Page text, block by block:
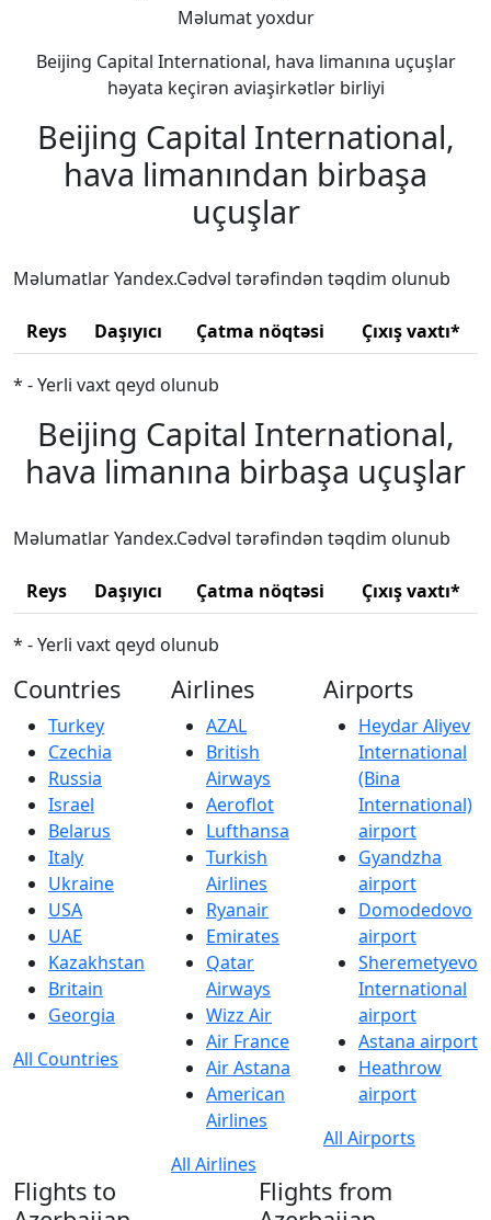
Məlumat yoxdur
Beijing Capital International, hava limanına uçuşlar
həyata keçirən aviaşirkətlər birliyi
Beijing Capital International,
hava limanından birbaşa
uçuşlar
Məlumatlar Yandex.Cədvəl tərəfindən təqdim olunub
Reys Daşıyıcı Çatma nöqtəsi Çıxış vaxtı*
* - Yerli vaxt qeyd olunub
Beijing Capital International,
hava limanına birbaşa uçuşlar
Məlumatlar Yandex.Cədvəl tərəfindən təqdim olunub
Reys Daşıyıcı Çatma nöqtəsi Çıxış vaxtı*
* - Yerli vaxt qeyd olunub
Countries
Turkey
Czechia
Russia
Israel
Belarus
Italy
Ukraine
USA
UAE
Kazakhstan
Britain
Georgia
All Countries
Airlines
AZAL
British
Airways
Aeroflot
Lufthansa
Turkish
Airlines
Ryanair
Emirates
Qatar
Airways
Wizz Air
Air France
Air Astana
American
Airlines
All Airlines
Airports
Heydar Aliyev
International
(Bina
International)
airport
Gyandzha
airport
Domodedovo
airport
Sheremetyevo
International
airport
Astana airport
Heathrow
airport
All Airports
Flights to
Flights from